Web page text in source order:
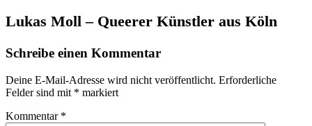
Lukas Moll – Queerer Künstler aus Köln
Schreibe einen Kommentar
Deine E-Mail-Adresse wird nicht veröffentlicht. Erforderliche
Felder sind mit * markiert
Kommentar *